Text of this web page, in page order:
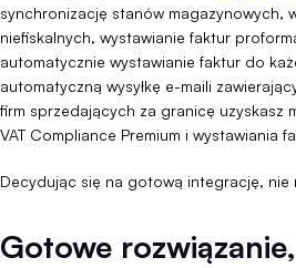
synchronizację stanów magazynowych,
niefiskalnych, wystawianie faktur
automatycznie wystawianie faktur do
automatyczną wysyłkę e-maili
firm sprzedających za granicę uzyskasz
VAT Compliance Premium i wystawiania
Decydując się na gotową integrację, nie
Gotowe